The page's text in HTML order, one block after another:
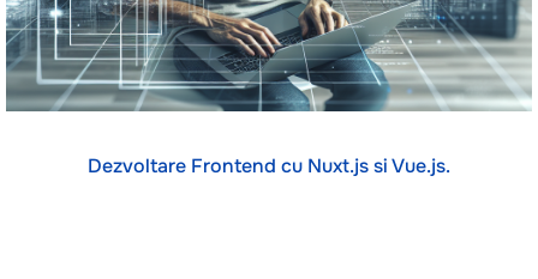
Dezvoltare Frontend cu Nuxt.js si Vue.js.